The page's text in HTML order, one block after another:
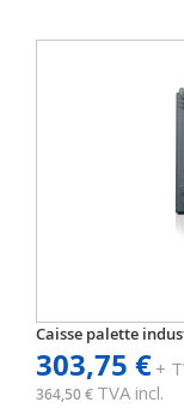
Caisse palette
303,75 €+
364,50 € TVA incl.